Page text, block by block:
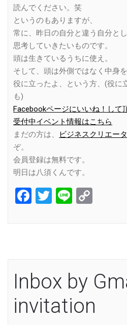
読んでください。笑
というのもありますが、
常に、昨日の自分と違う自分とし
思考していきたいものです。
頭は生きているうちに使え。
そして、頭は外側ではなく中身
役に立ったよ、という方、(役に
も)
Facebookページにいいね！して
受付中イベント情報はこちら
まだの方は、
ビジネスクリエー
ぞ。
会員登録は無料です。
明日は八須くんです。
Facebook
Twitter
Line
Inbox by
invitation